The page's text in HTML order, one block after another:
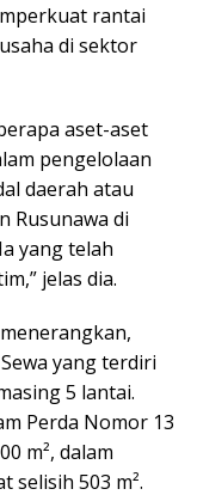
rantai
di sektor
aset-aset
pengelolaan
daerah atau
Rusunawa di
yang telah
jelas dia.
yang terdiri
5 lantai.
Perda Nomor 13
m², dalam
selisih 503 m².